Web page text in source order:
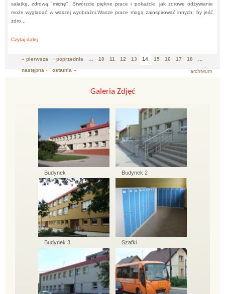
sałatkę, zdrową "michę". Stwórzcie piękne prace i pokażcie, jak zdrowe odżywianie
może wyglądać w waszej wyobraźni.Wasze prace mogą zainspirować innych, by jeść
zdro...
Czytaj dalej
« pierwsza ‹ poprzednia 10 11 12 13 14 15 16 17 18
następna › ostatnia » archiwum
Galeria Zdjęć
Budynek Budynek 2
Budynek 3 Szafki